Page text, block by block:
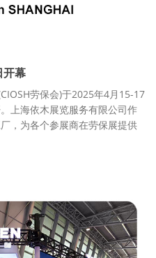
开幕
劳保会)于2025年4月15-17
上海依木展览服务有限公司作
，为各个参展商在劳保展提供